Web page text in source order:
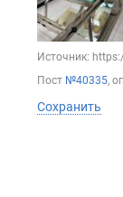
Источник:
Пост №40335,
Сохранить